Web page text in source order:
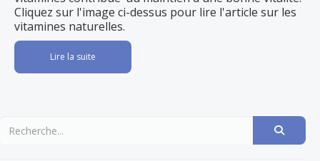
Cliquez sur l'image ci-dessus pour lire l'article sur les
vitamines naturelles.
Lire la suite